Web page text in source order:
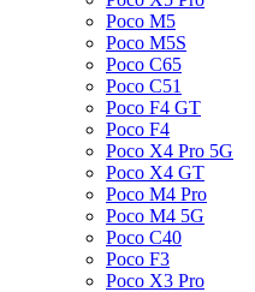
Poco M5
Poco M5S
Poco C65
Poco C51
Poco F4 GT
Poco F4
Poco X4 Pro 5G
Poco X4 GT
Poco M4 Pro
Poco M4 5G
Poco C40
Poco F3
Poco X3 Pro